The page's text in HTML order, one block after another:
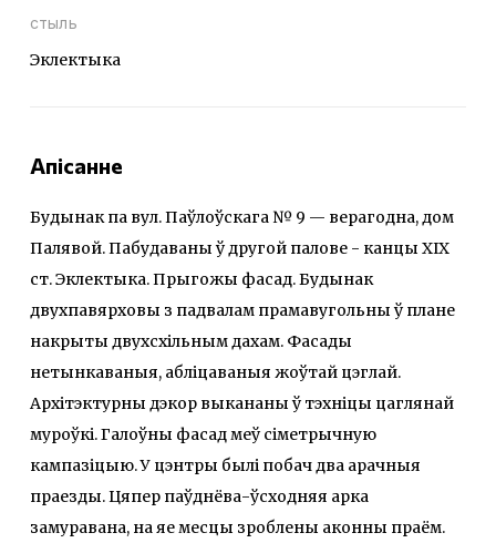
стыль
Эклектыка
Апісанне
Будынак па вул. Паўлоўскага № 9 — верагодна, дом
Палявой. Пабудаваны ў другой палове - канцы XIX
ст. Эклектыка. Прыгожы фасад. Будынак
двухпавярховы з падвалам прамавугольны ў плане
накрыты двухсхiльным дахам. Фасады
нетынкаваныя, абліцаваныя жоўтай цэглай.
Архітэктурны дэкор выкананы ў тэхніцы цаглянай
муроўкі. Галоўны фасад меў сіметрычную
кампазіцыю. У цэнтры былі побач два арачныя
праезды. Цяпер паўднёва-ўсходняя арка
замуравана, на яе месцы зроблены аконны праём.